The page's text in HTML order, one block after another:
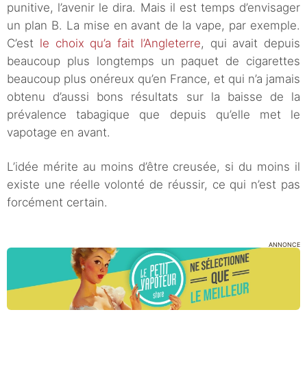
punitive, l’avenir le dira. Mais il est temps d’envisager
un plan B. La mise en avant de la vape, par exemple.
C’est le choix qu’a fait l’Angleterre, qui avait depuis
beaucoup plus longtemps un paquet de cigarettes
beaucoup plus onéreux qu’en France, et qui n’a jamais
obtenu d’aussi bons résultats sur la baisse de la
prévalence tabagique que depuis qu’elle met le
vapotage en avant.
L’idée mérite au moins d’être creusée, si du moins il
existe une réelle volonté de réussir, ce qui n’est pas
forcément certain.
ANNONCE